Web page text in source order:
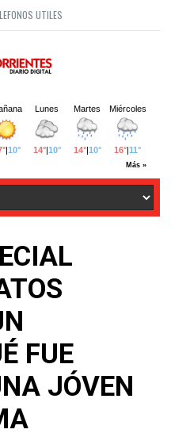
UTILES
FUE
JÓVEN